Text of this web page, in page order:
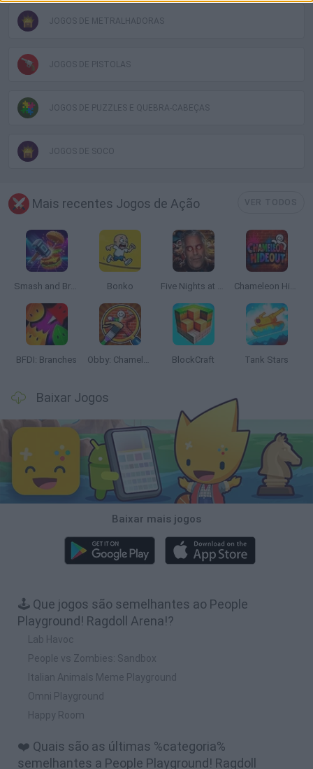
JOGOS DE METRALHADORAS
JOGOS DE PISTOLAS
JOGOS DE PUZZLES E QUEBRA-CABEÇAS
JOGOS DE SOCO
Mais recentes Jogos de Ação
Smash and Break Bonko Five Nights at Epstein's Chameleon Hideout
BFDI: Branches Obby: Chameleon: Paint & Hide BlockCraft Tank Stars
Baixar Jogos
Baixar mais jogos
🕹️ Que jogos são semelhantes ao People
Playground! Ragdoll Arena!?
Lab Havoc
People vs Zombies: Sandbox
Italian Animals Meme Playground
Omni Playground
Happy Room
❤️ Quais são as últimas %categoria%
semelhantes a People Playground! Ragdoll